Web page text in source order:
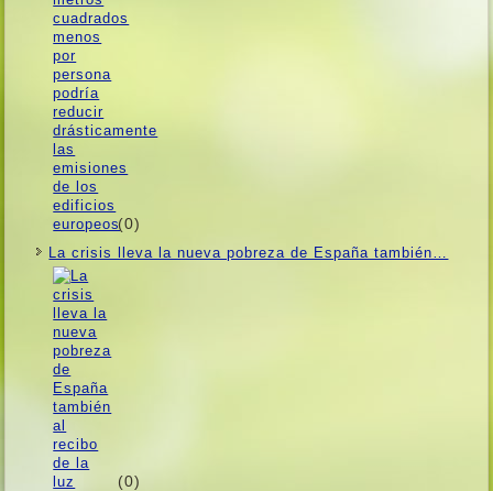
(0)
La crisis lleva la nueva pobreza de España también…
(0)